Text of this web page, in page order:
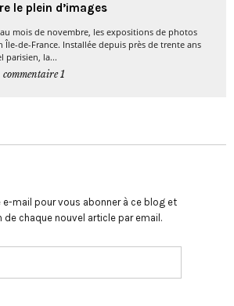
le plein d’images
mois de novembre, les expositions de photos
Île-de-France. Installée depuis près de trente ans
parisien, la...
commentaire 1
mail pour vous abonner à ce blog et
chaque nouvel article par email.